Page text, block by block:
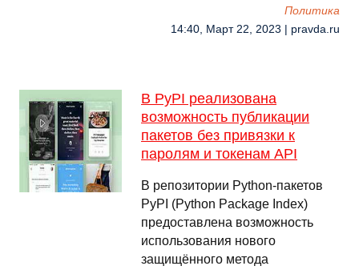
Политика
14:40, Март 22, 2023 | pravda.ru
В PyPI реализована
возможность публикации
пакетов без привязки к
паролям и токенам API
В репозитории Python-пакетов
PyPI (Python Package Index)
предоставлена возможность
использования нового
защищённого метода